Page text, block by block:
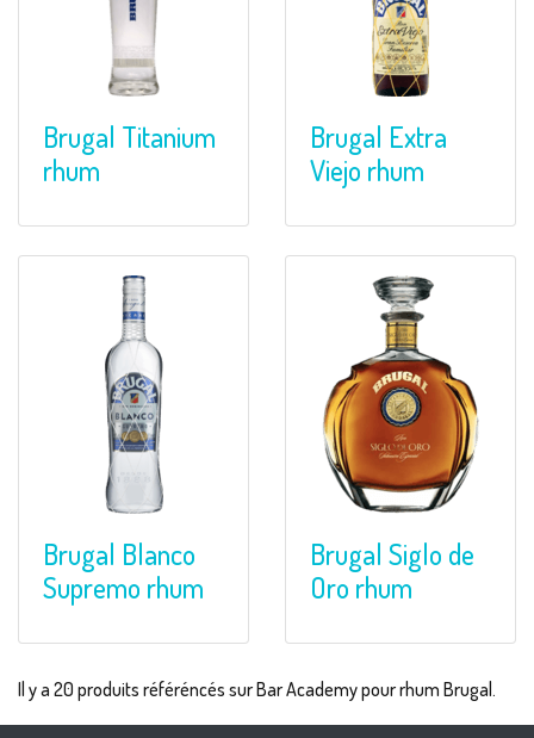
Brugal Titanium
rhum
Brugal Extra
Viejo rhum
Brugal Blanco
Supremo rhum
Brugal Siglo de
Oro rhum
Il y a 20 produits référéncés sur Bar Academy pour rhum Brugal.